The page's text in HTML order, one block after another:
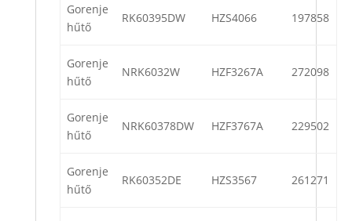
Gorenje
hűtő
RK60395DW HZS4066 197858
Gorenje
hűtő
NRK6032W HZF3267A 272098
Gorenje
hűtő
NRK60378DW HZF3767A 229502
Gorenje
hűtő
RK60352DE HZS3567 261271